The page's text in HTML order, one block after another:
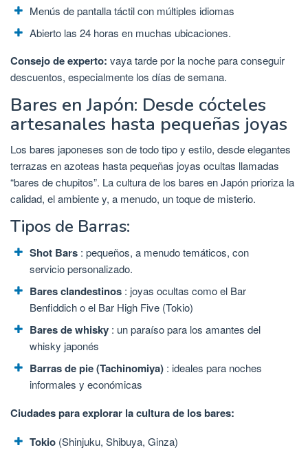
Menús de pantalla táctil con múltiples idiomas
Abierto las 24 horas en muchas ubicaciones.
Consejo de experto: vaya tarde por la noche para conseguir
descuentos, especialmente los días de semana.
Bares en Japón: Desde cócteles
artesanales hasta pequeñas joyas
Los bares japoneses son de todo tipo y estilo, desde elegantes
terrazas en azoteas hasta pequeñas joyas ocultas llamadas
“bares de chupitos”. La cultura de los bares en Japón prioriza la
calidad, el ambiente y, a menudo, un toque de misterio.
Tipos de Barras:
Shot Bars : pequeños, a menudo temáticos, con
servicio personalizado.
Bares clandestinos : joyas ocultas como el Bar
Benfiddich o el Bar High Five (Tokio)
Bares de whisky : un paraíso para los amantes del
whisky japonés
Barras de pie (Tachinomiya) : ideales para noches
informales y económicas
Ciudades para explorar la cultura de los bares:
Tokio (Shinjuku, Shibuya, Ginza)